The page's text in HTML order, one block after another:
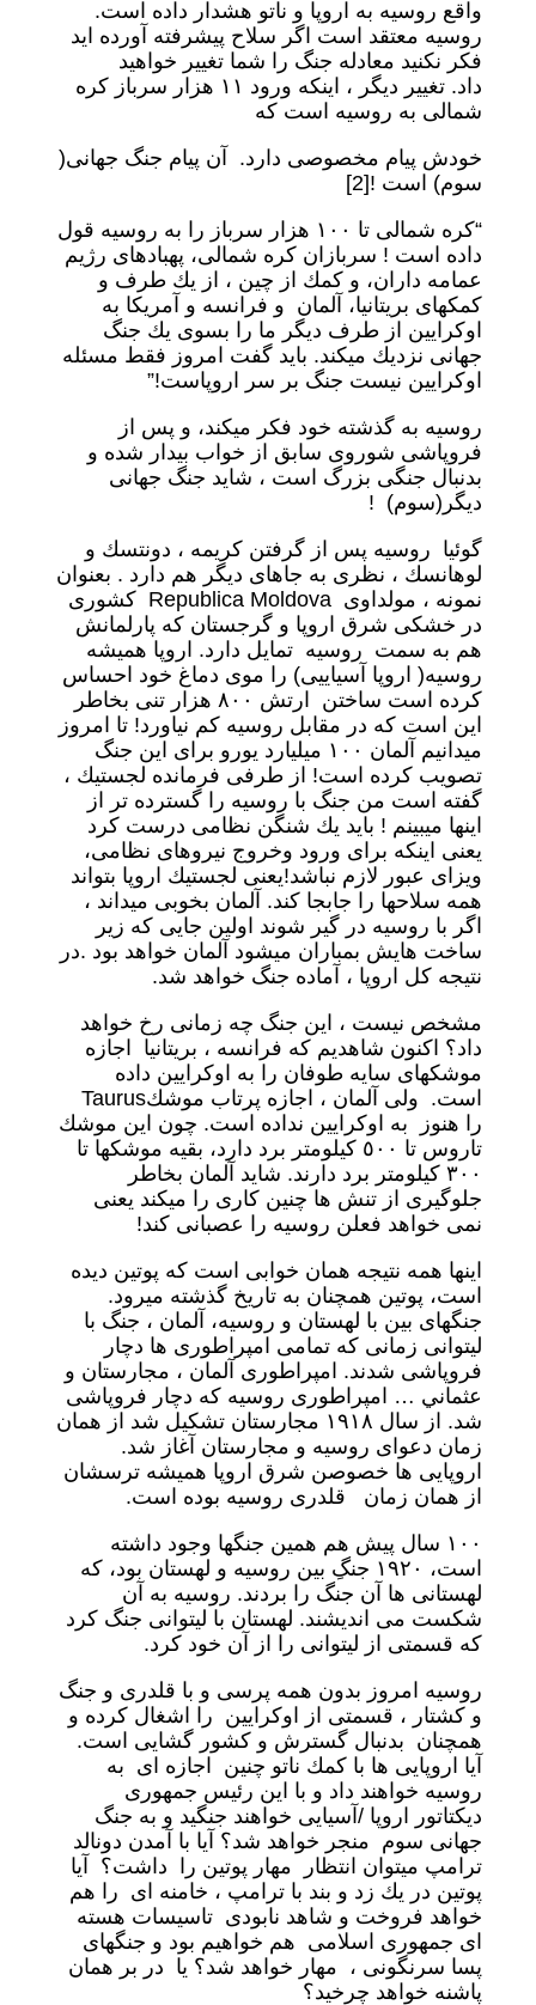
واقع روسيه به اروپا و ناتو هشدار داده است.
روسيه معتقد است اگر سلاح پيشرفته آورده ايد
فكر نكنيد معادله جنگ را شما تغيير خواهيد
داد. تغيير ديگر ، اينكه ورود ١١ هزار سرباز كره
شمالى به روسيه است كه
خودش پيام مخصوصى دارد. آن پيام جنگ جهانى(
سوم) است ![2]
“كره شمالى تا ١٠٠ هزار سرباز را به روسيه قول
داده است ! سربازان كره شمالى، پهبادهاى رژيم
عمامه داران، و كمك از چين ، از يك طرف و
كمكهاى بريتانيا، آلمان و فرانسه و آمريكا به
اوكرايين از طرف ديگر ما را بسوى يك جنگ
جهانى نزديك ميكند. بايد گفت امروز فقط مسئله
اوكرايين نيست جنگ بر سر اروپاست!”
روسيه به گذشته خود فكر ميكند، و پس از
فروپاشى شوروى سابق از خواب بيدار شده و
بدنبال جنگى بزرگ است ، شايد جنگ جهانى
ديگر(سوم) !
گوئيا روسیه پس از گرفتن كريمه ، دونتسك و
لوهانسك ، نظرى به جاهاى ديگر هم دارد . بعنوان
نمونه ، مولداوى Republica Moldova كشورى
در خشكى شرق اروپا و گرجستان كه پارلمانش
هم به سمت روسيه تمايل دارد. اروپا هميشه
روسيه( اروپا آسياييى) را موى دماغ خود احساس
كرده است ساختن ارتش ٨٠٠ هزار تنى بخاطر
اين است كه در مقابل روسيه كم نياورد! تا امروز
ميدانيم آلمان ١٠٠ ميليارد يورو براى اين جنگ
تصويب كرده است! از طرفى فرمانده لجستيك ،
گفته است من جنگ با روسيه را گسترده تر از
اينها ميبينم ! بايد يك شنگن نظامى درست كرد
يعنى اينكه براى ورود وخروج نيروهاى نظامى،
ويزاى عبور لازم نباشد!يعنى لجستيك اروپا بتواند
همه سلاحها را جابجا كند. آلمان بخوبى ميداند ،
اگر با روسيه در گير شوند اولين جايى كه زير
ساخت هايش بمباران ميشود آلمان خواهد بود .در
نتيجه كل اروپا ، آماده جنگ خواهد شد.
مشخص نيست ، اين جنگ چه زمانى رخ خواهد
داد؟ اكنون شاهديم كه فرانسه ، بريتانيا اجازه
موشكهاى سايه طوفان را به اوكرايين داده
است. ولى آلمان ، اجازه پرتاب موشكTaurus
را هنوز به اوكرايين نداده است. چون اين موشك
تاروس تا ٥٠٠ كيلومتر برد دارد، بقيه موشكها تا
٣٠٠ كيلومتر برد دارند. شايد آلمان بخاطر
جلوگيرى از تنش ها چنين كارى را ميكند يعنى
نمى خواهد فعلن روسيه را عصبانى كند!
اينها همه نتيجه همان خوابى است كه پوتين ديده
است، پوتين همچنان به تاريخ گذشته ميرود.
جنگهاى بين با لهستان و روسيه، آلمان ، جنگ با
ليتوانى زمانى كه تمامى امپراطورى ها دچار
فروپاشى شدند. امپراطورى آلمان ، مجارستان و
عثماني … امپراطورى روسيه كه دچار فروپاشى
شد. از سال ١٩١٨ مجارستان تشكيل شد از همان
زمان دعواى روسيه و مجارستان آغاز شد.
اروپايى ها خصوصن شرق اروپا هميشه ترسشان
از همان زمان قلدرى روسيه بوده است.
١٠٠ سال پيش هم همين جنگها وجود داشته
است، ١٩٢٠ جنگِ بين روسيه و لهستان بود، كه
لهستانى ها آن جنگ را بردند. روسيه به آن
شكست مى انديشند. لهستان با ليتوانى جنگ كرد
كه قسمتى از ليتوانى را از آن خود كرد.
روسيه امروز بدون همه پرسى و با قلدرى و جنگ
و كشتار ، قسمتى از اوكرايين را اشغال كرده و
همچنان بدنبال گسترش و كشور گشايى است.
آيا اروپايى ها با كمك ناتو چنين اجازه اى به
روسيه خواهند داد و با اين رئيس جمهورى
ديكتاتور اروپا /آسيايى خواهند جنگيد و به جنگ
جهانى سوم منجر خواهد شد؟ آيا با آمدن دونالد
ترامپ ميتوان انتظار مهار پوتين را داشت؟ آيا
پوتين در يك زد و بند با ترامپ ، خامنه اى را هم
خواهد فروخت و شاهد نابودى تاسيسات هسته
اى جمهورى اسلامى هم خواهيم بود و جنگهاى
پسا سرنگونى ، مهار خواهد شد؟ يا در بر همان
پاشنه خواهد چرخيد؟